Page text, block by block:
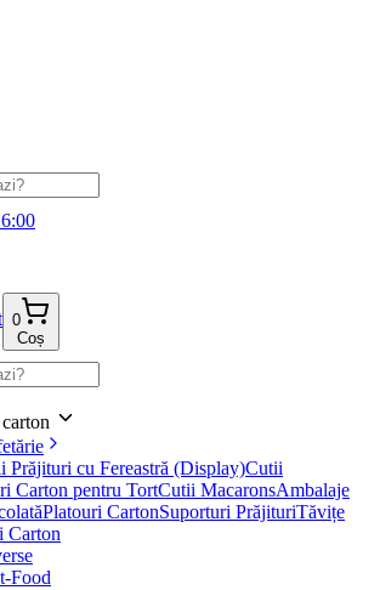
0
Coș
Prăjituri cu Fereastră (Display)Cutii
Carton pentru TortCutii MacaronsAmbalaje
Platouri CartonSuporturi PrăjituriTăvițe
Carton
Food